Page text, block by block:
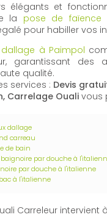
élégants et
la pose de faïence
pour habiller vos
à Paimpol
garantissant des
qualité.
services : Devis
Carrelage Ouali vous
dallage
carreau
de bain
par douche à
par douche à l'italienne
à l'italienne
Carreleur intervient